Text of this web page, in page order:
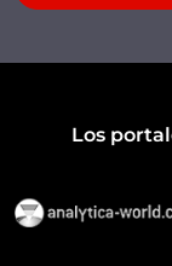
Los